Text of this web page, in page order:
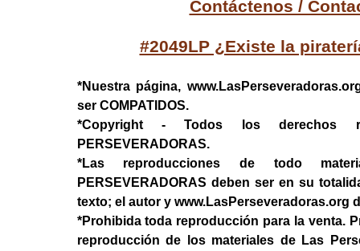
Contáctenos /
#2049LP ¿Existe la
*Nuestra página,
ser COMPATIDOS.
*Copyright - Todos los derechos
PERSEVERADORAS.
*Las reproducciones de todo
PERSEVERADORAS deben ser en su
texto; el autor y www.LasPerseveradoras.org
*Prohibida toda reproducción para la venta.
reproducción de los materiales de Las